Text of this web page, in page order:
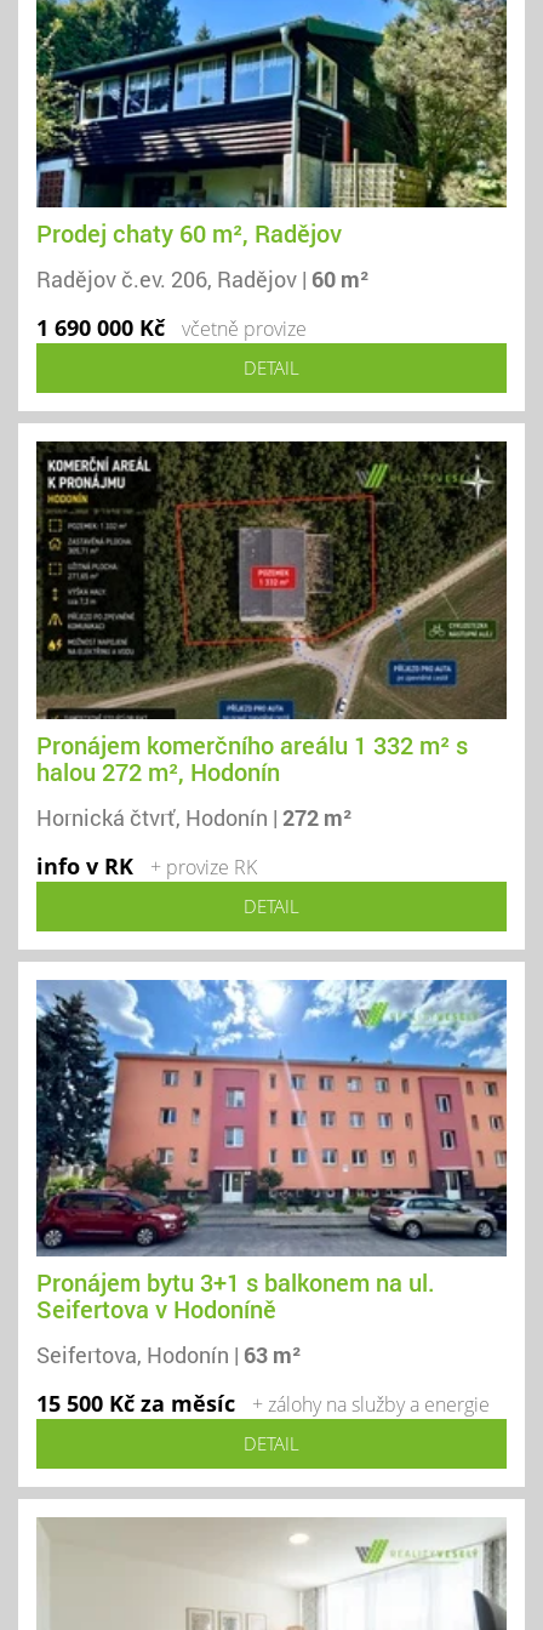
Prodej chaty 60 m², Radějov
Radějov č.ev. 206, Radějov | 60 m²
1 690 000 Kč
včetně provize
DETAIL
Pronájem komerčního areálu 1 332 m² s
halou 272 m², Hodonín
Hornická čtvrť, Hodonín | 272 m²
info v RK
+ provize RK
DETAIL
Pronájem bytu 3+1 s balkonem na ul.
Seifertova v Hodoníně
Seifertova, Hodonín | 63 m²
15 500 Kč za měsíc
+ zálohy na služby a energie
DETAIL